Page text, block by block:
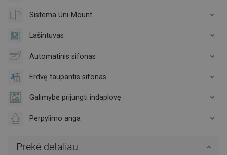
Sistema Uni-Mount
Lašintuvas
Automatinis sifonas
Erdvę taupantis sifonas
Galimybė prijungti indaplovę
Perpylimo anga
Prekė detaliau